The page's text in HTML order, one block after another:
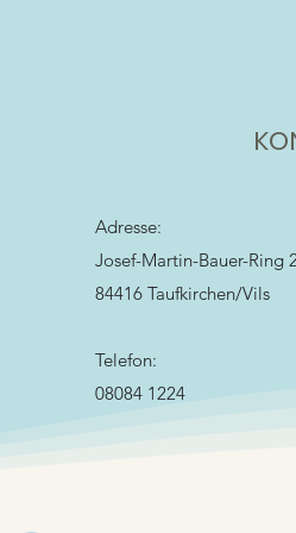
Adresse:
Josef-Martin-Bauer-Ring
84416 Taufkirchen/Vils
Telefon:
08084 1224